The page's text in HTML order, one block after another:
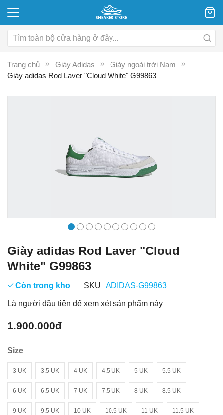
Trang chủ Giày Adidas
Giày ngoài trời Nam
Giày adidas Rod Laver "Cloud White" G99863
Giày adidas Rod Laver "Cloud
White" G99863
Còn trong kho SKU ADIDAS-G99863
Là người đầu tiên để xem xét sản phẩm này
1.900.000đ
Size
3 UK 3.5 UK 4 UK 4.5 UK 5 UK 5.5 UK
6 UK 6.5 UK 7 UK 7.5 UK 8 UK 8.5 UK
9 UK 9.5 UK 10 UK 10.5 UK 11 UK 11.5 UK